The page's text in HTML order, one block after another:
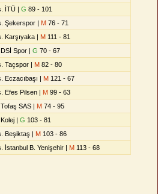
İTÜ | G 89 - 101
Şekerspor | M 76 - 71
Karşıyaka | M 111 - 81
Spor | G 70 - 67
Taçspor | M 82 - 80
Eczacıbaşı | M 121 - 67
Efes Pilsen | M 99 - 63
SAS | M 74 - 95
| G 103 - 81
Beşiktaş | M 103 - 86
İstanbul B. Yenişehir | M 113 - 68